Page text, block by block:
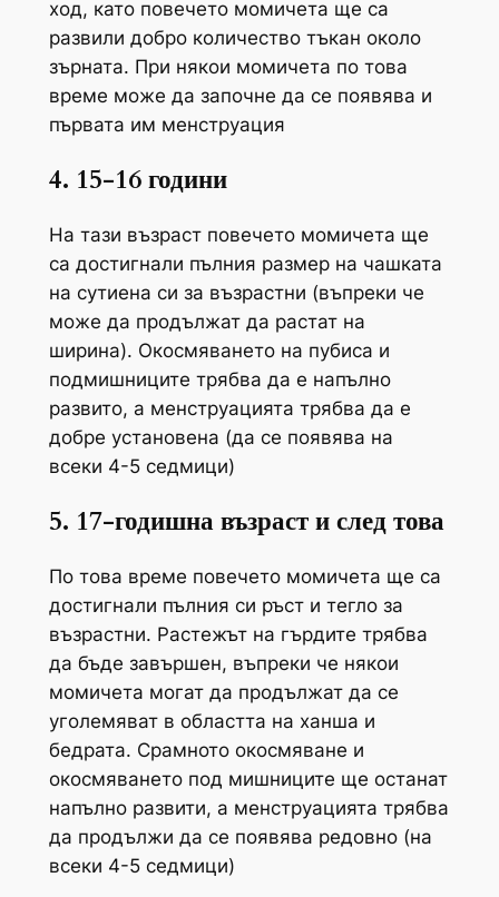
ход, като повечето момичета ще са
развили добро количество тъкан около
зърната. При някои момичета по това
време може да започне да се появява и
първата им менструация
4. 15-16 години
На тази възраст повечето момичета ще
са достигнали пълния размер на чашката
на сутиена си за възрастни (въпреки че
може да продължат да растат на
ширина). Окосмяването на пубиса и
подмишниците трябва да е напълно
развито, а менструацията трябва да е
добре установена (да се появява на
всеки 4-5 седмици)
5. 17-годишна възраст и след това
По това време повечето момичета ще са
достигнали пълния си ръст и тегло за
възрастни. Растежът на гърдите трябва
да бъде завършен, въпреки че някои
момичета могат да продължат да се
уголемяват в областта на ханша и
бедрата. Срамното окосмяване и
окосмяването под мишниците ще останат
напълно развити, а менструацията трябва
да продължи да се появява редовно (на
всеки 4-5 седмици)